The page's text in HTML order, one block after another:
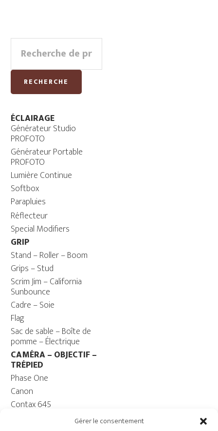
Gérer le consentement
Primary
Sidebar
Recherche
pour :
RECHERCHE
ÉCLAIRAGE
Générateur Studio
PROFOTO
Générateur Portable
PROFOTO
Lumière Continue
Softbox
Parapluies
Réflecteur
Special Modifiers
GRIP
Stand – Roller – Boom
Grips – Stud
Scrim Jim – California
Sunbounce
Cadre – Soie
Flag
Sac de sable – Boîte de
pomme – Électrique
CAMÉRA – OBJECTIF –
TRÉPIED
Phase One
Canon
Contax 645